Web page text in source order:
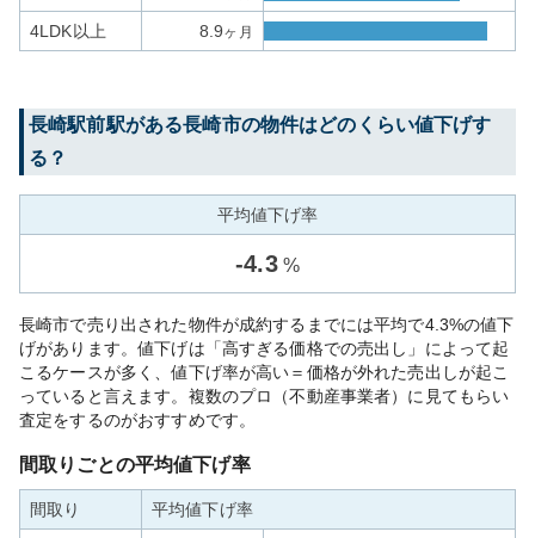
4LDK以上 8.9ヶ月
長崎駅前駅がある長崎市の物件はどのくらい値下げす
る？
平均値下げ率
-4.3 %
長崎市で売り出された物件が成約するまでには平均で4.3%の値下
げがあります。値下げは「高すぎる価格での売出し」によって起
こるケースが多く、値下げ率が高い＝価格が外れた売出しが起こ
っていると言えます。複数のプロ（不動産事業者）に見てもらい
査定をするのがおすすめです。
間取りごとの平均値下げ率
間取り 平均値下げ率